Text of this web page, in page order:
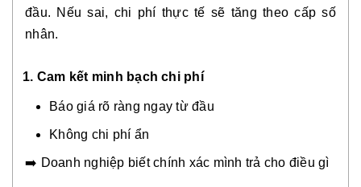
đầu. Nếu sai, chi phí thực tế sẽ tăng theo cấp số
nhân.
1. Cam kết minh bạch chi phí
Báo giá rõ ràng ngay từ đầu
Không chi phí ẩn
➡️ Doanh nghiệp biết chính xác mình trả cho điều gì